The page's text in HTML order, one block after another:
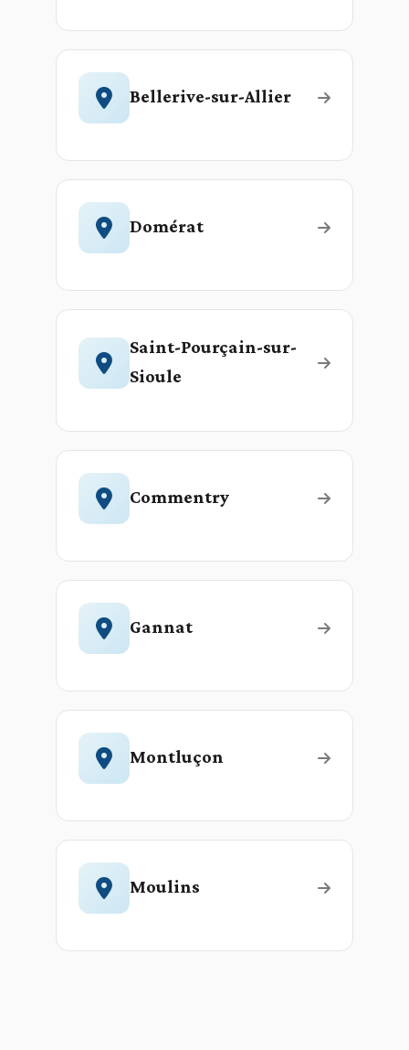
Bellerive-sur-Allier
Domérat
Saint-Pourçain-sur-
Sioule
Commentry
Gannat
Montluçon
Moulins